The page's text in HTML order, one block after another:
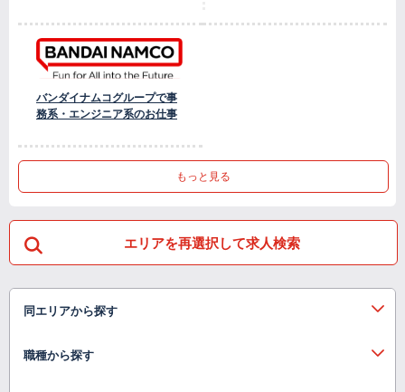
バンダイナムコグループで事
務系・エンジニア系のお仕事
もっと見る
エリアを再選択して求人検索
同エリアから探す
職種から探す